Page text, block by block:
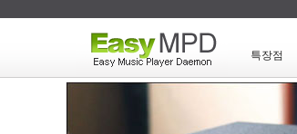
특장점